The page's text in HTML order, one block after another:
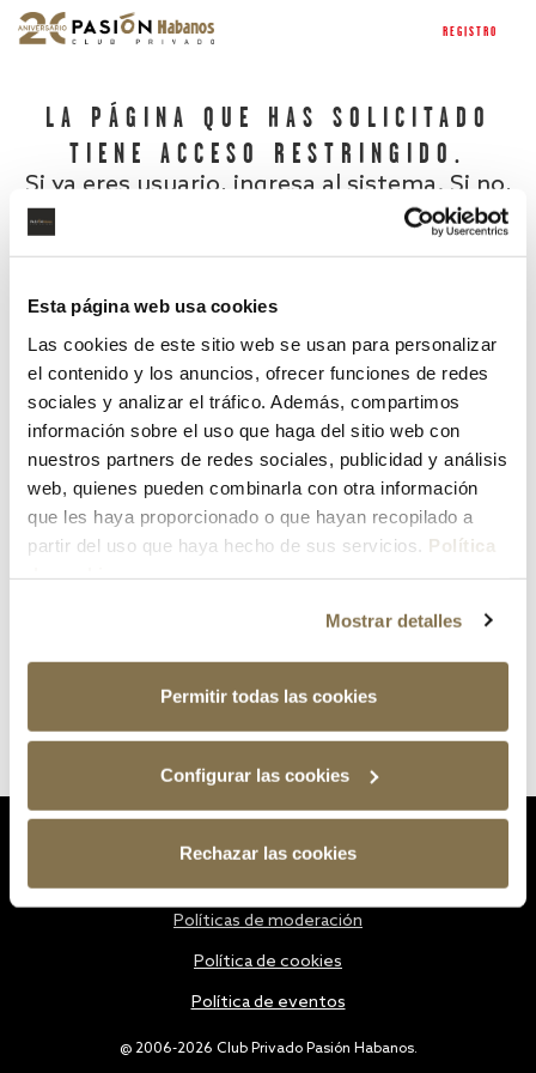
Esta página web usa cookies
Las cookies de este sitio web se usan para personalizar
el contenido y los anuncios, ofrecer funciones de redes
sociales y analizar el tráfico. Además, compartimos
información sobre el uso que haga del sitio web con
nuestros partners de redes sociales, publicidad y análisis
web, quienes pueden combinarla con otra información
que les haya proporcionado o que hayan recopilado a
partir del uso que haya hecho de sus servicios. Política
Mostrar detalles
Permitir todas las cookies
Configurar las cookies
Rechazar las cookies
REGISTRO
LA PÁGINA QUE HAS SOLICITADO
TIENE ACCESO RESTRINGIDO.
Si ya eres usuario, ingresa al sistema. Si no,
¿Has olvidado tu contraseña?
@ 2006-2026 Club Privado Pasión Habanos.
Políticas de moderación
Política de cookies
Política de eventos